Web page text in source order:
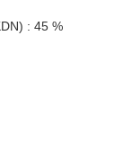
: 45 %